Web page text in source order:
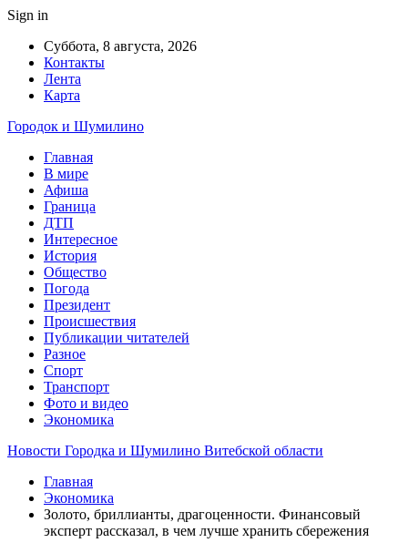
Sign in
Суббота, 8 августа, 2026
Контакты
Лента
Карта
Городок и Шумилино
Главная
В мире
Афиша
Граница
ДТП
Интересное
История
Общество
Погода
Президент
Происшествия
Публикации читателей
Разное
Спорт
Транспорт
Фото и видео
Экономика
Новости Городка и Шумилино Витебской области
Главная
Экономика
Золото, бриллианты, драгоценности. Финансовый
эксперт рассказал, в чем лучше хранить сбережения